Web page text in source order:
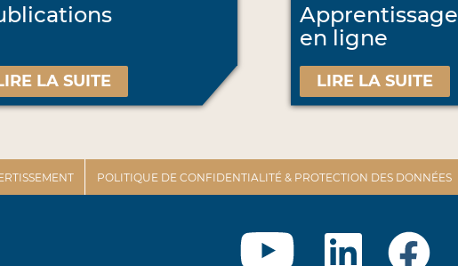
LA SUITE
Apprentissage
en ligne
LIRE LA SUITE
POLITIQUE DE CONFIDENTIALITÉ & PROTECTION DES DONNÉES